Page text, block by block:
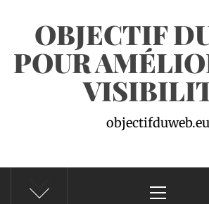
OBJECTIF
POUR
objectifduweb.eu
principal